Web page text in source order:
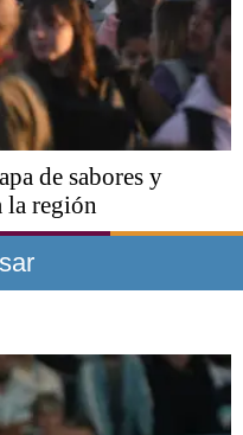
de sabores y
la región